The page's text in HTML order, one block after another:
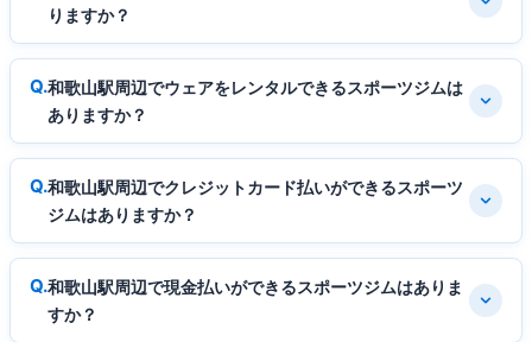
りますか？
和歌山駅周辺でウェアをレンタルできるスポーツジムは
ありますか？
和歌山駅周辺でクレジットカード払いができるスポーツ
ジムはありますか？
和歌山駅周辺で現金払いができるスポーツジムはありま
すか？